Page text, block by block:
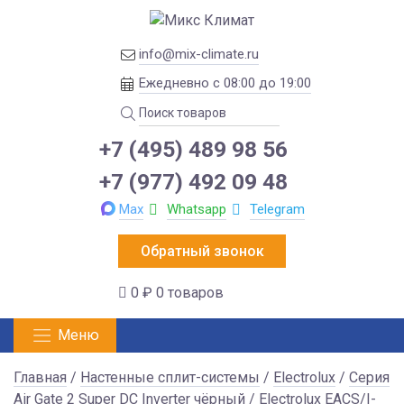
info@mix-climate.ru
Ежедневно с 08:00 до 19:00
+7 (495) 489 98 56
+7 (977) 492 09 48
Max Whatsapp Telegram
Обратный звонок
0 ₽ 0 товаров
Меню
Главная / Настенные сплит-системы / Electrolux / Серия
Air Gate 2 Super DC Inverter чёрный / Electrolux EACS/I-